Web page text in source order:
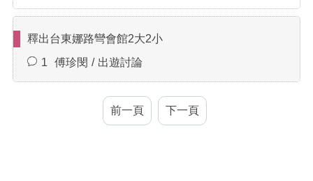
釋出台東娜路彎會館2大2小
1
傅珍閔 出遊討論
前一頁 下一頁